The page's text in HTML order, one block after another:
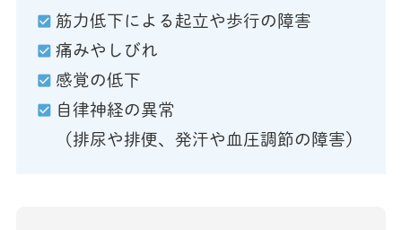
筋力低下による起立や歩行の障害
痛みやしびれ
感覚の低下
自律神経の異常
（排尿や排便、発汗や血圧調節の障害）